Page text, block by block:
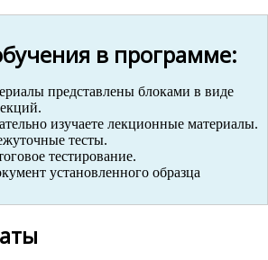
в программе:
представлены блоками в виде
изучаете лекционные материалы.
тесты.
тестирование.
установленного образца